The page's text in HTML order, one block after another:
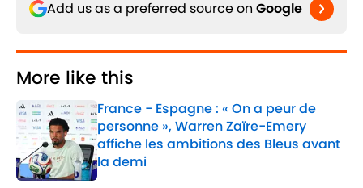
Add us as a preferred source on Google
More like this
France - Espagne : « On a peur de
personne », Warren Zaïre-Emery
affiche les ambitions des Bleus avant
la demi
Published by on Invalid Date